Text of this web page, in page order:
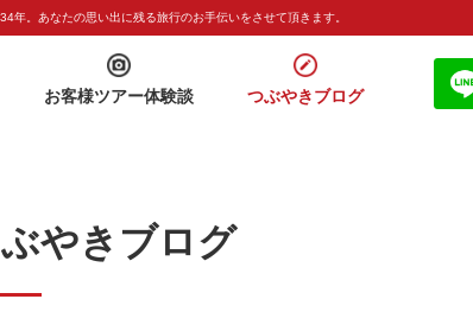
34年。あなたの思い出に残る旅行のお手伝いをさせて頂きます。
お客様ツアー体験談 つぶやきブログ
やきブログ